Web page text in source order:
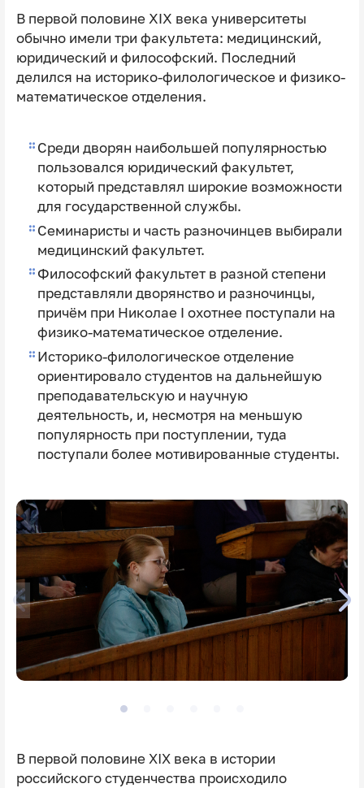
В первой половине ⅩⅠⅩ века университеты
обычно имели три факультета: медицинский,
юридический и философский. Последний
делился на историко-филологическое и физико-
математическое отделения.
Среди дворян наибольшей популярностью
пользовался юридический факультет,
который представлял широкие возможности
для государственной службы.
Семинаристы и часть разночинцев выбирали
медицинский факультет.
Философский факультет в разной степени
представляли дворянство и разночинцы,
причём при Николае Ⅰ охотнее поступали на
физико-математическое отделение.
Историко-филологическое отделение
ориентировало студентов на дальнейшую
преподавательскую и научную
деятельность, и, несмотря на меньшую
популярность при поступлении, туда
поступали более мотивированные студенты.
В первой половине XIX века в истории
российского студенчества происходило